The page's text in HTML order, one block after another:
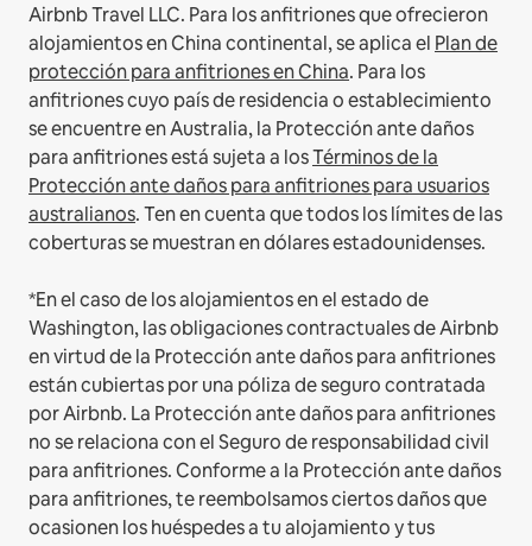
Airbnb Travel LLC. Para los anfitriones que ofrecieron
alojamientos en China continental, se aplica el Plan de
protección para anfitriones en China. Para los
anfitriones cuyo país de residencia o establecimiento
se encuentre en Australia, la Protección ante daños
para anfitriones está sujeta a losTérminos de la
Protección ante daños para anfitriones para usuarios
australianos. Ten en cuenta que todos los límites de las
coberturas se muestran en dólares estadounidenses.
*En el caso de los alojamientos en el estado de
Washington, las obligaciones contractuales de Airbnb
en virtud de la Protección ante daños para anfitriones
están cubiertas por una póliza de seguro contratada
por Airbnb. La Protección ante daños para anfitriones
no se relaciona con el Seguro de responsabilidad civil
para anfitriones. Conforme a la Protección ante daños
para anfitriones, te reembolsamos ciertos daños que
ocasionen los huéspedes a tu alojamiento y tus